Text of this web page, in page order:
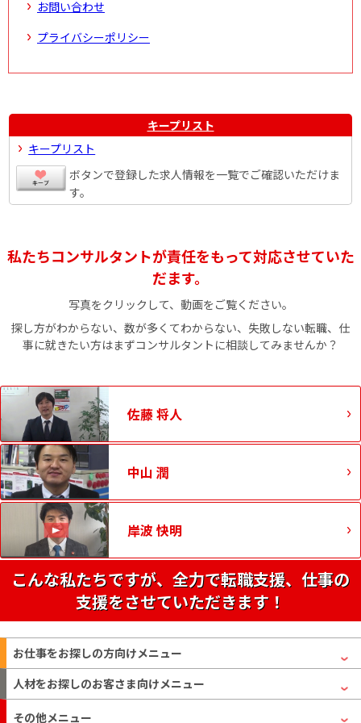
お問い合わせ
プライバシーポリシー
キープリスト
キープリスト
ボタンで登録した求人情報を一覧でご確認いただけま
す。
私たちコンサルタントが責任をもって対応させていた
だます。
写真をクリックして、動画をご覧ください。
探し方がわからない、数が多くてわからない、失敗しない転職、仕
事に就きたい方はまずコンサルタントに相談してみませんか？
佐藤 将人
中山 潤
岸波 快明
こんな私たちですが、全力で転職支援、仕事の
支援をさせていただきます！
お仕事をお探しの方向けメニュー
人材をお探しのお客さま向けメニュー
その他メニュー